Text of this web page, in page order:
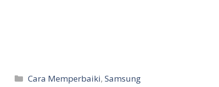
Categories
Cara Memperbaiki,Samsung